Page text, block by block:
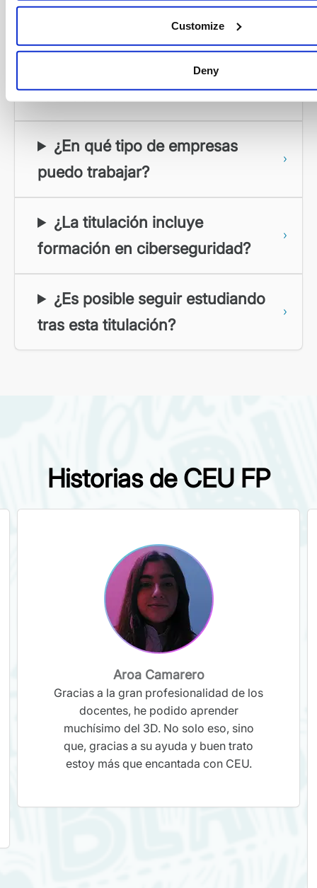
Customize
Deny
¿Qué duración tiene la
formación?
¿En qué tipo de empresas
puedo trabajar?
¿La titulación incluye
formación en ciberseguridad?
¿Es posible seguir estudiando
tras esta titulación?
Historias de CEU FP
Aroa Camarero
Gracias a la gran profesionalidad de los
docentes, he podido aprender
muchísimo del 3D. No solo eso, sino
que, gracias a su ayuda y buen trato
estoy más que encantada con CEU.